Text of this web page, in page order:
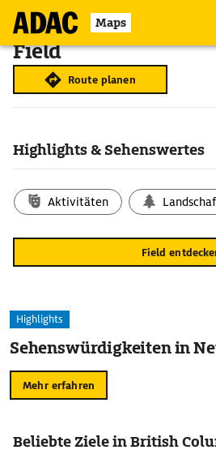
Maps
Field
Route planen
Highlights & Sehenswertes
Aktivitäten
Field
Highlights
Sehenswürdigkeiten in
Mehr erfahren
Beliebte Ziele in British